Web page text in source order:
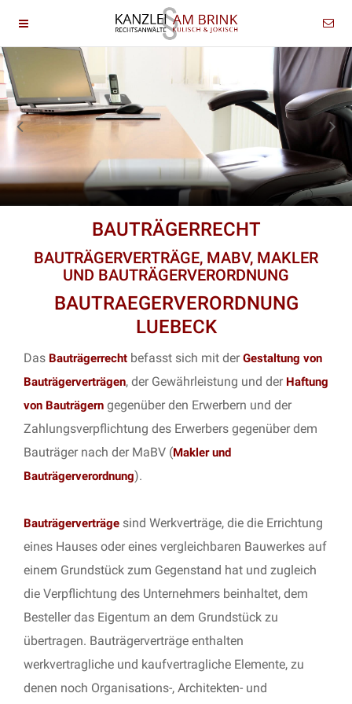
BAUTRÄGERRECHT
BAUTRÄGERVERTRÄGE, MABV, MAKLER
UND BAUTRÄGERVERORDNUNG
BAUTRAEGERVERORDNUNG
LUEBECK
Das Bauträgerrecht befasst sich mit derGestaltung von
Bauträgerverträgen, der Gewährleistung und der Haftung
von Bauträgern gegenüber den Erwerbern und der
Zahlungsverpflichtung des Erwerbers gegenüber dem
Bauträger nach der MaBV (Makler und
Bauträgerverordnung).
Bauträgerverträge sind Werkverträge, die die Errichtung
eines Hauses oder eines vergleichbaren Bauwerkes auf
einem Grundstück zum Gegenstand hat und zugleich
die Verpflichtung des Unternehmers beinhaltet, dem
Besteller das Eigentum an dem Grundstück zu
übertragen. Bauträgerverträge enthalten
werkvertragliche und kaufvertragliche Elemente, zu
denen noch Organisations-, Architekten- und